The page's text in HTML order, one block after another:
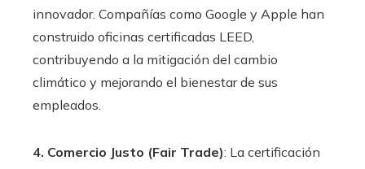
innovador. Compañías como Google y Apple han
construido oficinas certificadas LEED,
contribuyendo a la mitigación del cambio
climático y mejorando el bienestar de sus
empleados.
4. Comercio Justo (Fair Trade): La certificación